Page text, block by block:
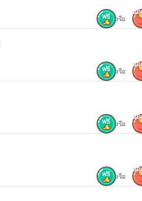
เปิดเรื่อง...04/12/60
Thank you
หรือ
หรือ
หรือ
หรือ